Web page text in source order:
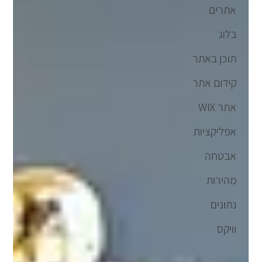
אתרים
בלוג
תוכן באתר
קידום אתר
אתר WIX
אפליקציות
אבטחה
מהירות
נתונים
וויקס